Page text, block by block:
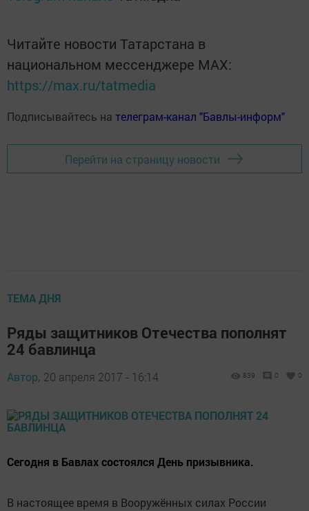
Читайте новости Татарстана в
национальном мессенджере MАХ:
https://max.ru/tatmedia
Подписывайтесь на телеграм-канал "Бавлы-информ"
Перейти на страницу новости
ТЕМА ДНЯ
Ряды защитников Отечества пополнят
24 бавлинца
Автор, 20 апреля 2017 - 16:14 839 0 0
Сегодня в Бавлах состоялся День призывника.
В настоящее время в Вооружённых силах России